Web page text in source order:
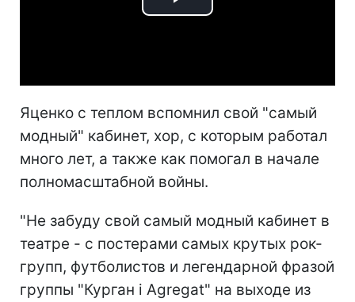
Play
Яценко с теплом вспомнил свой "самый
модный" кабинет, хор, с которым работал
много лет, а также как помогал в начале
полномасштабной войны.
"Не забуду свой самый модный кабинет в
театре - с постерами самых крутых рок-
групп, футболистов и легендарной фразой
группы "Курган і Agregat" на выходе из